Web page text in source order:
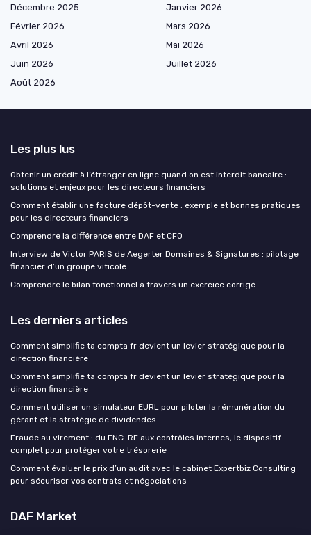
Décembre 2025
Janvier 2026
Février 2026
Mars 2026
Avril 2026
Mai 2026
Juin 2026
Juillet 2026
Août 2026
Les plus lus
Obtenir un crédit à l’étranger en ligne quand on est interdit bancaire :
solutions et enjeux pour les directeurs financiers
Comment établir une facture dépôt-vente : exemple et bonnes pratiques
pour les directeurs financiers
Comprendre la différence entre DAF et CFO
Interview de Victor PARIS de Aegerter Domaines & Signatures : pilotage
financier d’un groupe viticole
Comprendre le bilan fonctionnel à travers un exercice corrigé
Les derniers articles
Comment simplifie ta compta fr devient un levier stratégique pour la
direction financière
Comment simplifie ta compta fr devient un levier stratégique pour la
direction financière
Comment utiliser un simulateur EURL pour piloter la rémunération du
gérant et la stratégie de dividendes
Fraude au virement : du FNC-RF aux contrôles internes, le dispositif
complet pour protéger votre trésorerie
Comment évaluer le prix d’un audit avec le cabinet Expertbiz Consulting
pour sécuriser vos contrats et négociations
DAF Market